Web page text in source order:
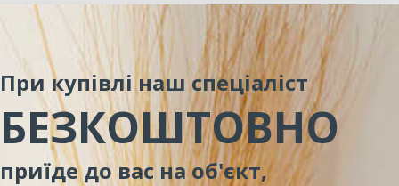
При купівлі наш спеціаліст
БЕЗКОШТОВНО
приїде до вас на об'єкт,